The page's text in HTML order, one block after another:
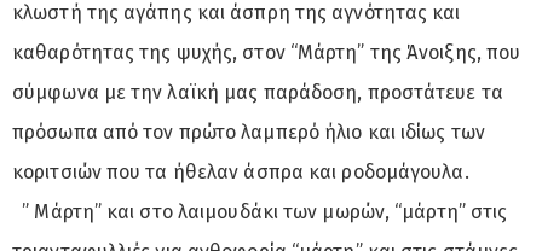
κλωστή της αγάπης και άσπρη της αγνότητας και
καθαρότητας της ψυχής, στον “Μάρτη” της Άνοιξης, που
σύμφωνα με την λαϊκή μας παράδοση, προστάτευε τα
πρόσωπα από τον πρώτο λαμπερό ήλιο και ιδίως των
κοριτσιών που τα ήθελαν άσπρα και ροδομάγουλα.
” Μάρτη” και στο λαιμουδάκι των μωρών, “μάρτη” στις